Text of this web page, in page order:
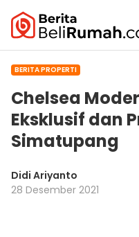
BERITA PROPERTI
Chelsea
Eksklusif dan
Simatupang
Didi Ariyanto
28 Desember 2021